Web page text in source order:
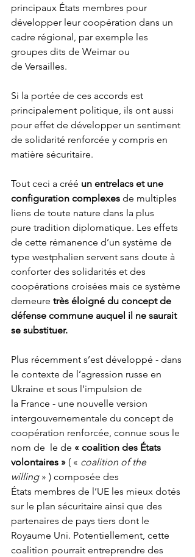
principaux États membres pour
développer leur coopération dans un
cadre régional, par exemple les
groupes dits de Weimar ou
de Versailles.
Si la portée de ces accords est
principalement politique, ils ont aussi
pour effet de développer un sentiment
de solidarité renforcée y compris en
matière sécuritaire.
Tout ceci a créé un entrelacs et une
configuration complexes de multiples
liens de toute nature dans la plus
pure tradition diplomatique. Les effets
de cette rémanence d’un système de
type westphalien servent sans doute à
conforter des solidarités et des
coopérations croisées mais ce système
demeure très éloigné du concept de
défense commune auquel il ne saurait
se substituer.
Plus récemment s’est développé - dans
le contexte de l’agression russe en
Ukraine et sous l’impulsion de
la France - une nouvelle version
intergouvernementale du concept de
coopération renforcée, connue sous le
nom de  le de « coalition des États
volontaires » ( « coalition of the
willing » ) composée des
États membres de l’UE les mieux dotés
sur le plan sécuritaire ainsi que des
partenaires de pays tiers dont le
Royaume Uni. Potentiellement, cette
coalition pourrait entreprendre des